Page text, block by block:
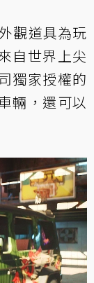
觀道具為玩
自世界上尖
獨家授權的
輛，還可以